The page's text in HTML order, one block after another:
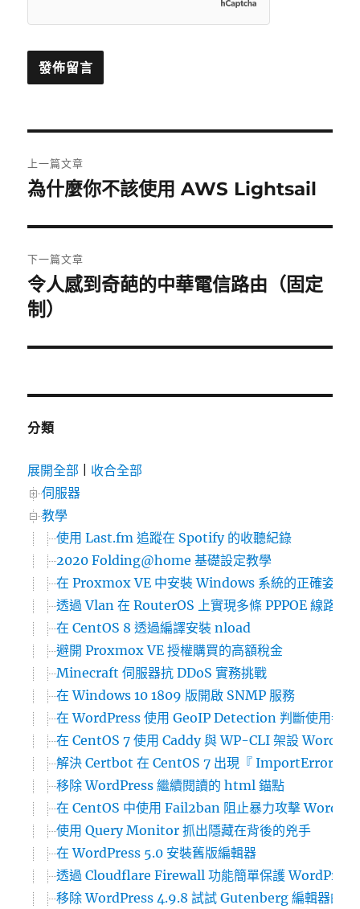
章
覽
上一篇文章
上
篇
文
章:
為什麼你不該使用 AWS Lightsail
下一篇文章
下
一
文
令人感到奇葩的中華電信路由（固定
制）
分類
展開全部
收合全部
伺服器
教學
使用 Last.fm 追蹤在 Spotify 的收聽紀錄
2020 Folding@home 基礎設定教學
在 Proxmox VE 中安裝 Windows 系統的正確姿勢
透過 Vlan 在 RouterOS 上實現多條 PPPOE 線路在
在 CentOS 8 透過編譯安裝 nload
避開 Proxmox VE 授權購買的高額稅金
Minecraft 伺服器抗 DDoS 實務挑戰
在 Windows 10 1809 版開啟 SNMP 服務
在 WordPress 使用 GeoIP Detection 判斷使用者國
在 CentOS 7 使用 Caddy 與 WP-CLI 架設
解決 Certbot 在 CentOS 7 出現『 ImportError:
移除 WordPress 繼續閱讀的 html 錨點
在 CentOS 中使用 Fail2ban 阻止暴力攻擊
使用 Query Monitor 抓出隱藏在背後的兇手
在 WordPress 5.0 安裝舊版編輯器
透過 Cloudflare Firewall 功能簡單保護 WordPress
移除 WordPress 4.9.8 試試 Gutenberg 編輯器的提